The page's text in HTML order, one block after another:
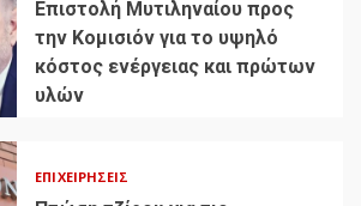
Επιστολή Μυτιληναίου προς
την Κομισιόν για το υψηλό
κόστος ενέργειας και πρώτων
υλών
ΕΠΙΧΕΙΡΉΣΕΙΣ